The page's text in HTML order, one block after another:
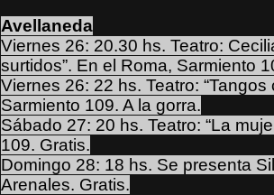
Avellaneda
Viernes 26: 20.30 hs. Teatro:
surtidos”. En el Roma, Sarmiento
Viernes 26: 22 hs. Teatro:
Sarmiento 109. A la gorra.
Sábado 27: 20 hs. Teatro: “La
109. Gratis.
Domingo 28: 18 hs. Se presenta
Arenales. Gratis.